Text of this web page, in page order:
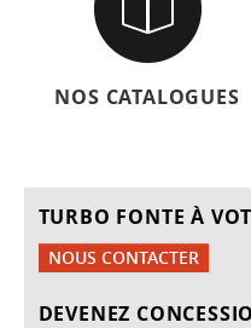
NOS CATALOGUES
TURBO FONTE À
NOUS CONTACTER
DEVENEZ